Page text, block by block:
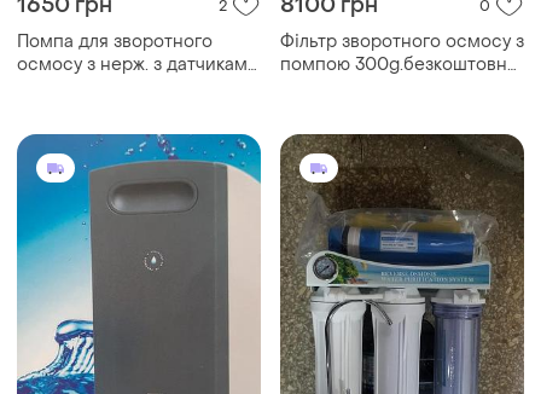
1650 грн 2
Помпа для зворотного
осмосу з нерж. з датчиками
8100 грн 0
Фільтр зворотного осмосу з
помпою 300g.безкоштовна